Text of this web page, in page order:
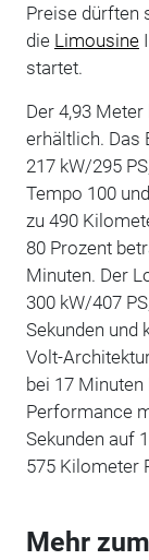
Preise dürften
die Limousine
startet.
Der 4,93
erhältlich. Das
217 kW/295
Tempo 100
zu 490
80 Prozent
Minuten. Der
300 kW/407
Sekunden und
Volt-
bei 17
Performance
Sekunden auf
575 Kilometer
Mehr